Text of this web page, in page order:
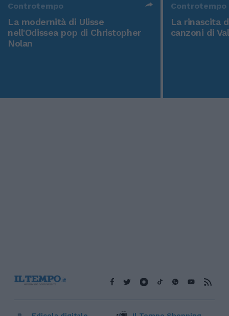
Controtempo
La modernità di Ulisse
nell'Odissea pop di Christopher
Nolan
Controtempo
La rinascita
canzoni di